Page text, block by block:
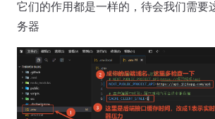
它们的作用都是一样的，待会我们需要
务器